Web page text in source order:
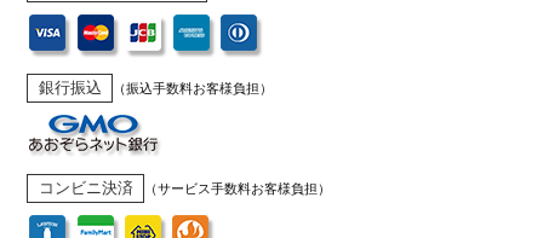
銀行振込 （振込手数料お客様負担）
コンビニ決済 （サービス手数料お客様負担）